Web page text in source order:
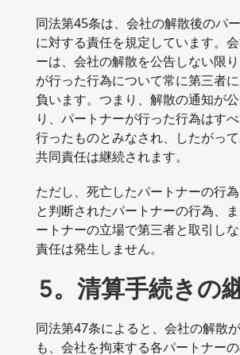
同法第45条は、会社の解散後のパ
に対する責任を規定しています。
ーは、会社の解散を公告しない限
が行った行為について常に第三者
負います。つまり、解散の通知が
り、パートナーが行った行為はす
行ったものとみなされ、したがっ
共同責任は継続されます。
ただし、死亡したパートナーの行
と判断されたパートナーの行為、
ートナーの立場で第三者と取引しな
責任は発生しません。
5。清算手続きの
同法第47条によると、会社の解散
も、会社を拘束する各パートナー